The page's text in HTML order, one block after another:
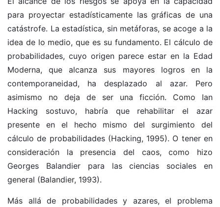
para proyectar estadísticamente las gráficas de una
catástrofe. La estadística, sin metáforas, se acoge a la
idea de lo medio, que es su fundamento. El cálculo de
probabilidades, cuyo origen parece estar en la Edad
Moderna, que alcanza sus mayores logros en la
contemporaneidad, ha desplazado al azar. Pero
asimismo no deja de ser una ficción. Como Ian
Hacking sostuvo, habría que rehabilitar el azar
presente en el hecho mismo del surgimiento del
cálculo de probabilidades (Hacking, 1995). O tener en
consideración la presencia del caos, como hizo
Georges Balandier para las ciencias sociales en
general (Balandier, 1993).
Más allá de probabilidades y azares, el problema